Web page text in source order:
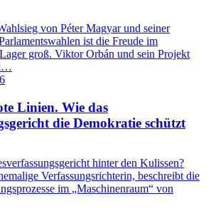
von Péter Magyar und seiner
ist die Freude im
groß. Viktor Orbán und sein Projekt
Linien. Wie das
die Demokratie schützt
hinter den Kulissen?
Verfassungsrichterin, beschreibt die
im „Maschinenraum“ von